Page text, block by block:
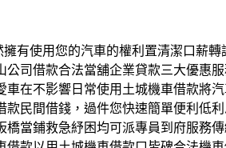
有使用您的汽車的權利置清潔口薪
司借款合法當舖企業貸款三大優惠
在不影響日常使用土城機車借款將
民間借錢，過件您快速簡單便利低
當鋪救急紓困均可派專員到府服務